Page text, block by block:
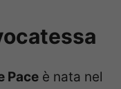
Pace è nata nel